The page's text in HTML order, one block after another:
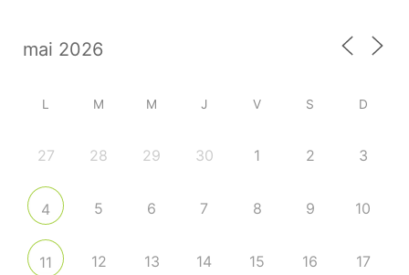
L M M J V S D
27 28 29 30 1 2 3
4 5 6 7 8 9 10
11 12 13 14 15 16 17